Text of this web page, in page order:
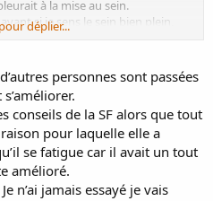
à la mise au sein.
si je sens le sein bien plein,
si je doute qu'elle ait pas eu
seins.
en marchant ça la berce et
les positions, et si trop agitée
calme et repropose.
des parcours similaires...
que bébé tétait bien je sais pas si
déplier...
personnes sont passées
conseils de la SF alors que tout
pour laquelle elle a
se fatigue car il avait un tout
amélioré.
n’ai jamais essayé je vais